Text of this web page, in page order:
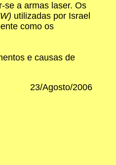
se a armas laser. Os
utilizadas por Israel
como os
e causas de
23/Agosto/2006